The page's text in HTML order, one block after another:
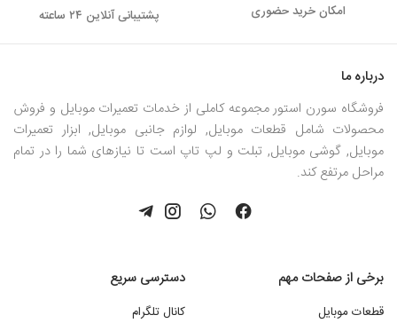
امکان خرید حضوری پشتیبانی آنلاین ۲۴ ساعته
درباره ما
فروشگاه سورن استور مجموعه کاملی از خدمات تعمیرات موبایل و فروش
محصولات شامل قطعات موبایل, لوازم جانبی موبایل, ابزار تعمیرات
موبایل, گوشی موبایل, تبلت و لپ تاپ است تا نیازهای شما را در تمام
مراحل مرتفع کند.
برخی از صفحات مهم
قطعات موبایل
دسترسی سریع
کانال تلگرام